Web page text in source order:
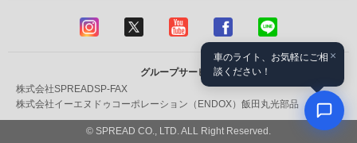
グループサービス
株式会社SPREADSP-FAX
株式会社イーエヌドゥコーポレーション（ENDOX） 飯田丸光部品
© SPREAD CO., LTD. ALL Right Reserved.
×
車のライト、お気軽にご相
談ください！